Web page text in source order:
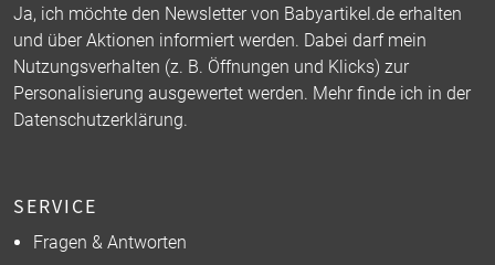
Ja, ich möchte den Newsletter von Babyartikel.de erhalten
und über Aktionen informiert werden. Dabei darf mein
Nutzungsverhalten (z. B. Öffnungen und Klicks) zur
Personalisierung ausgewertet werden. Mehr finde ich in der
Datenschutzerklärung.
SERVICE
Fragen & Antworten